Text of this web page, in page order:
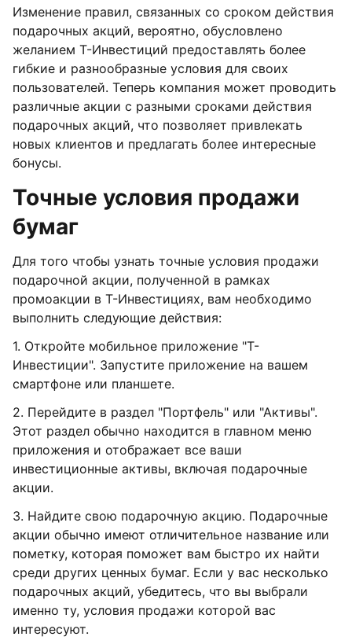
Изменение правил, связанных со сроком действия
подарочных акций, вероятно, обусловлено
желанием Т-Инвестиций предоставлять более
гибкие и разнообразные условия для своих
пользователей. Теперь компания может проводить
различные акции с разными сроками действия
подарочных акций, что позволяет привлекать
новых клиентов и предлагать более интересные
бонусы.
Точные условия продажи
бумаг
Для того чтобы узнать точные условия продажи
подарочной акции, полученной в рамках
промоакции в Т-Инвестициях, вам необходимо
выполнить следующие действия:
1. Откройте мобильное приложение "Т-
Инвестиции". Запустите приложение на вашем
смартфоне или планшете.
2. Перейдите в раздел "Портфель" или "Активы".
Этот раздел обычно находится в главном меню
приложения и отображает все ваши
инвестиционные активы, включая подарочные
акции.
3. Найдите свою подарочную акцию. Подарочные
акции обычно имеют отличительное название или
пометку, которая поможет вам быстро их найти
среди других ценных бумаг. Если у вас несколько
подарочных акций, убедитесь, что вы выбрали
именно ту, условия продажи которой вас
интересуют.